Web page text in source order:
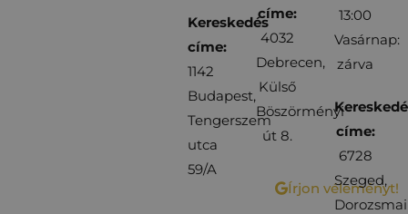
Kereskedés
címe:
1142
Budapest,
Tengerszem
utca
59/A
címe:
4032
Debrecen,
Külső
Böszörményi
út 8.
Írjon véleményt!
13:00
Vasárnap:
zárva
címe:
6728
Szeged,
Dorozsmai